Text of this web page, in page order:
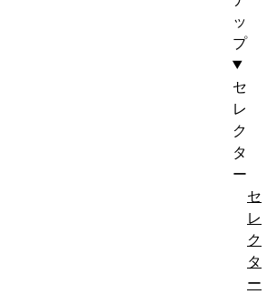
ッ
プ
セ
レ
ク
タ
ー
セ
レ
ク
タ
ー